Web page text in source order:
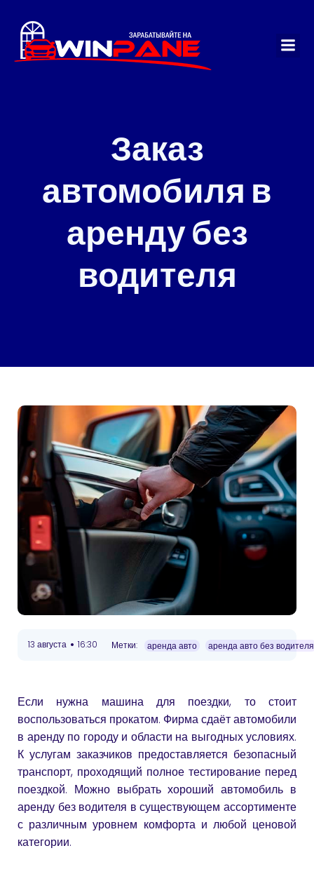
содержимому
Заказ
автомобиля в
аренду без
водителя
13 августа • 16:30 Метки: аренда авто аренда авто без водителя
Если нужна машина для поездки, то стоит
воспользоваться прокатом. Фирма сдаёт автомобили
в аренду по городу и области на выгодных условиях.
К услугам заказчиков предоставляется безопасный
транспорт, проходящий полное тестирование перед
поездкой. Можно выбрать хороший автомобиль в
аренду без водителя в существующем ассортименте
с различным уровнем комфорта и любой ценовой
категории.